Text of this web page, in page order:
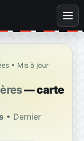
• Mis à jour
— carte
• Dernier